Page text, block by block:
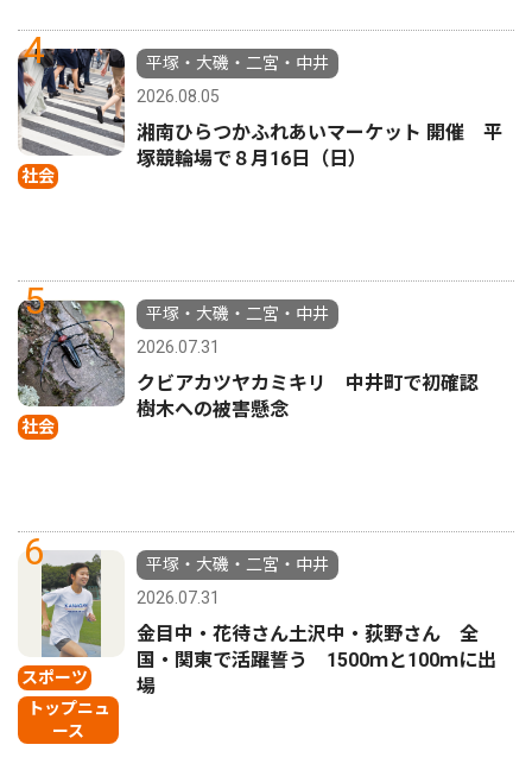
4
社会
平塚・大磯・二宮・中井
2026.08.05
湘南ひらつかふれあいマーケット 開催 平
塚競輪場で８月16日（日）
5
社会
平塚・大磯・二宮・中井
2026.07.31
クビアカツヤカミキリ 中井町で初確認
樹木への被害懸念
6
スポーツ
トップニュ
ース
平塚・大磯・二宮・中井
2026.07.31
金目中・花待さん土沢中・荻野さん 全
国・関東で活躍誓う 1500ｍと100ｍに出
場